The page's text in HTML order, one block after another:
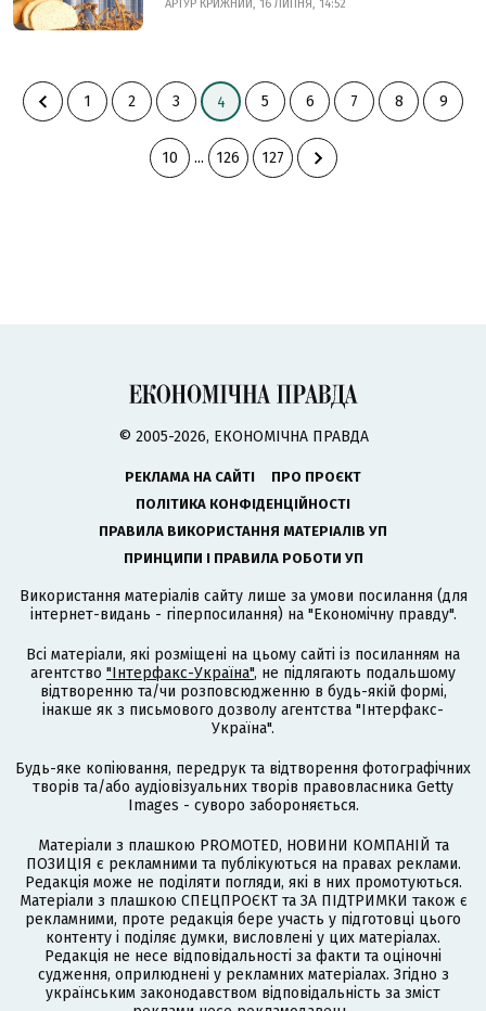
АРТУР КРИЖНИЙ, 16 ЛИПНЯ, 14:52
1 2 3 4 5 6 7 8 9
10 ... 126 127
© 2005-2026, ЕКОНОМІЧНА ПРАВДА
РЕКЛАМА НА САЙТІ
ПРО ПРОЄКТ
ПОЛІТИКА КОНФІДЕНЦІЙНОСТІ
ПРАВИЛА ВИКОРИСТАННЯ МАТЕРІАЛІВ УП
ПРИНЦИПИ І ПРАВИЛА РОБОТИ УП
Використання матеріалів сайту лише за умови посилання (для
інтернет-видань - гіперпосилання) на "Економічну правду".
Всі матеріали, які розміщені на цьому сайті із посиланням на
агентство "Інтерфакс-Україна", не підлягають подальшому
відтворенню та/чи розповсюдженню в будь-якій формі,
інакше як з письмового дозволу агентства "Інтерфакс-
Україна".
Будь-яке копіювання, передрук та відтворення фотографічних
творів та/або аудіовізуальних творів правовласника Getty
Images - суворо забороняється.
Матеріали з плашкою PROMOTED, НОВИНИ КОМПАНІЙ та
ПОЗИЦІЯ є рекламними та публікуються на правах реклами.
Редакція може не поділяти погляди, які в них промотуються.
Матеріали з плашкою СПЕЦПРОЄКТ та ЗА ПІДТРИМКИ також є
рекламними, проте редакція бере участь у підготовці цього
контенту і поділяє думки, висловлені у цих матеріалах.
Редакція не несе відповідальності за факти та оціночні
судження, оприлюднені у рекламних матеріалах. Згідно з
українським законодавством відповідальність за зміст